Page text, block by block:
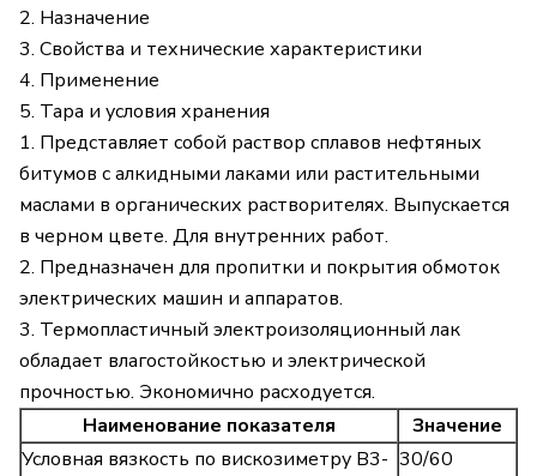
2. Назначение
3. Свойства и технические характеристики
4. Применение
5. Тара и условия хранения
1. Представляет собой раствор сплавов нефтяных
битумов с алкидными лаками или растительными
маслами в органических растворителях. Выпускается
в черном цвете. Для внутренних работ.
2. Предназначен для пропитки и покрытия обмоток
электрических машин и аппаратов.
3. Термопластичный электроизоляционный лак
обладает влагостойкостью и электрической
прочностью. Экономично расходуется.
Наименование показателя
Значение
Условная вязкость по вискозиметру В3- 30/60